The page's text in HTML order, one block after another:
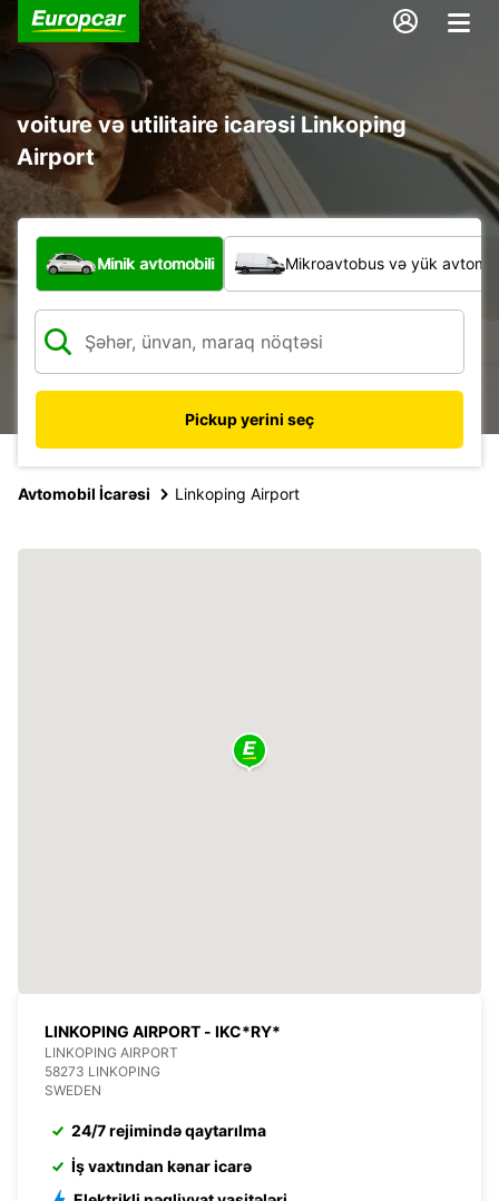
voiture və utilitaire icarəsi Linkoping
Airport
Hansı növ nəqliyyat vasitəsi?
Minik avtomobili Mikroavtobus və yük
Pickup yerini seç
Avtomobil İcarəsi Linkoping Airport
LINKOPING AIRPORT - IKC*RY*
LINKOPING AIRPORT
58273 LINKOPING
SWEDEN
24/7 rejimində qaytarılma
İş vaxtından kənar icarə